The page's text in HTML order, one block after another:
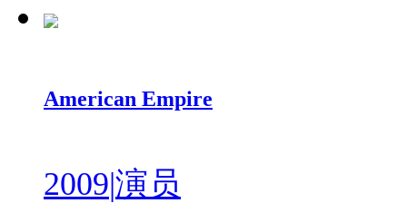
American Empire
2009|演员